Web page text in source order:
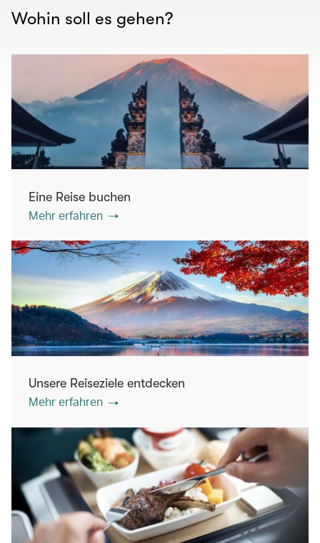
Wohin soll es gehen?
Eine Reise buchen
Mehr erfahren
Unsere Reiseziele entdecken
Mehr erfahren